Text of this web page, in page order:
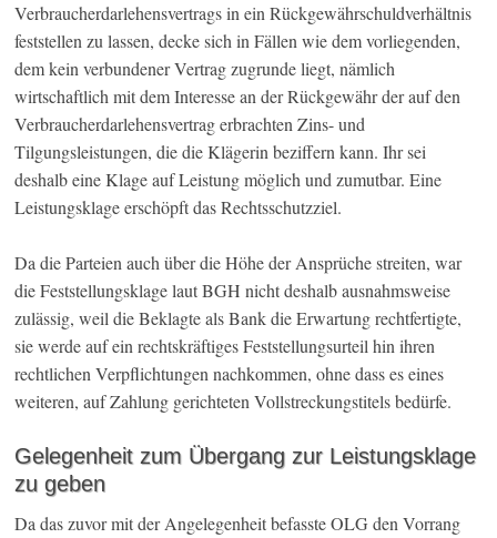
Verbraucherdarlehensvertrags in ein Rückgewährschuldverhältnis
feststellen zu lassen, decke sich in Fällen wie dem vorliegenden,
dem kein verbundener Vertrag zugrunde liegt, nämlich
wirtschaftlich mit dem Interesse an der Rückgewähr der auf den
Verbraucherdarlehensvertrag erbrachten Zins- und
Tilgungsleistungen, die die Klägerin beziffern kann. Ihr sei
deshalb eine Klage auf Leistung möglich und zumutbar. Eine
Leistungsklage erschöpft das Rechtsschutzziel.
Da die Parteien auch über die Höhe der Ansprüche streiten, war
die Feststellungsklage laut BGH nicht deshalb ausnahmsweise
zulässig, weil die Beklagte als Bank die Erwartung rechtfertigte,
sie werde auf ein rechtskräftiges Feststellungsurteil hin ihren
rechtlichen Verpflichtungen nachkommen, ohne dass es eines
weiteren, auf Zahlung gerichteten Vollstreckungstitels bedürfe.
Gelegenheit zum Übergang zur Leistungsklage
zu geben
Da das zuvor mit der Angelegenheit befasste OLG den Vorrang